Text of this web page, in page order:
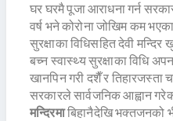
घर घरमै पूजा आराधना गर्न
वर्ष भने कोरोना जोखिम कम
सुरक्षाका विधिसहित देवी मन्दिर
बच्न स्वास्थ्य सुरक्षाका विधि
खानपिन गरी दशैँ र तिहारजस्ता
सरकारले सार्वजनिक आह्वान
मन्दिरमाबिहानैदेखि भक्तजनको